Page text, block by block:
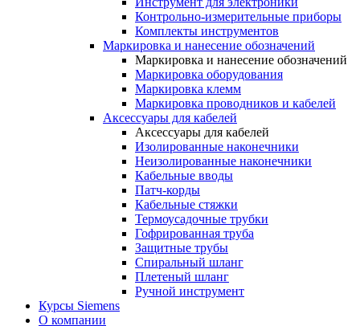
Контрольно-измерительные приборы
Комплекты инструментов
Маркировка и нанесение обозначений
Маркировка и нанесение обозначений
Маркировка оборудования
Маркировка клемм
Маркировка проводников и кабелей
Аксессуары для кабелей
Аксессуары для кабелей
Изолированные наконечники
Неизолированные наконечники
Кабельные вводы
Патч-корды
Кабельные стяжки
Термоусадочные трубки
Гофрированная труба
Защитные трубы
Спиральный шланг
Плетеный шланг
Ручной инструмент
Курсы Siemens
О компании